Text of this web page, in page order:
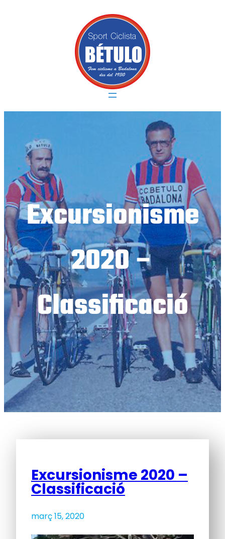
Excursionisme
2020 –
Classificació
Excursionisme 2020 –
Classificació
març 15, 2020